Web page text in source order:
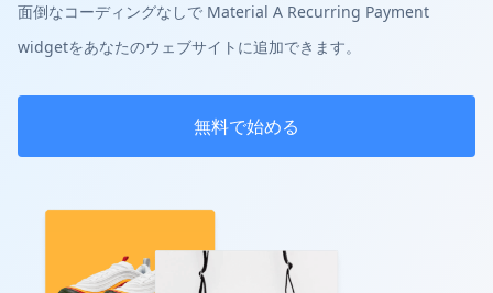
面倒なコーディングなしで Material A Recurring Payment
widgetをあなたのウェブサイトに追加できます。
無料で始める